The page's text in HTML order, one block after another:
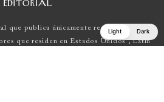
EDITORIAL
que publica únicamente reseñas de obras
que residen en Estados Unidos , Latin
Light Dark